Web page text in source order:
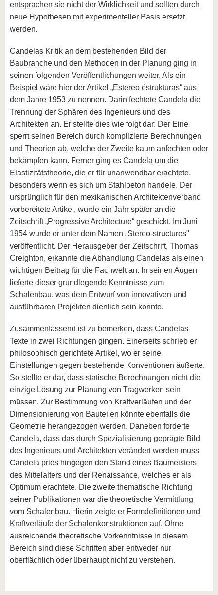
entsprachen sie nicht der Wirklichkeit und sollten durch
neue Hypothesen mit experimenteller Basis ersetzt
werden.
Candelas Kritik an dem bestehenden Bild der
Baubranche und den Methoden in der Planung ging in
seinen folgenden Veröffentlichungen weiter. Als ein
Beispiel wäre hier der Artikel „Estereo éstrukturas“ aus
dem Jahre 1953 zu nennen. Darin fechtete Candela die
Trennung der Sphären des Ingenieurs und des
Architekten an. Er stellte dies wie folgt dar: Der Eine
sperrt seinen Bereich durch komplizierte Berechnungen
und Theorien ab, welche der Zweite kaum anfechten oder
bekämpfen kann. Ferner ging es Candela um die
Elastizitätstheorie, die er für unanwendbar erachtete,
besonders wenn es sich um Stahlbeton handele. Der
ursprünglich für den mexikanischen Architektenverband
vorbereitete Artikel, wurde ein Jahr später an die
Zeitschrift „Progressive Architecture“ geschickt. Im Juni
1954 wurde er unter dem Namen „Stereo-structures"
veröffentlicht. Der Herausgeber der Zeitschrift, Thomas
Creighton, erkannte die Abhandlung Candelas als einen
wichtigen Beitrag für die Fachwelt an. In seinen Augen
lieferte dieser grundlegende Kenntnisse zum
Schalenbau, was dem Entwurf von innovativen und
ausführbaren Projekten dienlich sein konnte.
Zusammenfassend ist zu bemerken, dass Candelas
Texte in zwei Richtungen gingen. Einerseits schrieb er
philosophisch gerichtete Artikel, wo er seine
Einstellungen gegen bestehende Konventionen äußerte.
So stellte er dar, dass statische Berechnungen nicht die
einzige Lösung zur Planung von Tragwerken sein
müssen. Zur Bestimmung von Kraftverläufen und der
Dimensionierung von Bauteilen könnte ebenfalls die
Geometrie herangezogen werden. Daneben forderte
Candela, dass das durch Spezialisierung geprägte Bild
des Ingenieurs und Architekten verändert werden muss.
Candela pries hingegen den Stand eines Baumeisters
des Mittelalters und der Renaissance, welches er als
Optimum erachtete. Die zweite thematische Richtung
seiner Publikationen war die theoretische Vermittlung
vom Schalenbau. Hierin zeigte er Formdefinitionen und
Kraftverläufe der Schalenkonstruktionen auf. Ohne
ausreichende theoretische Vorkenntnisse in diesem
Bereich sind diese Schriften aber entweder nur
oberflächlich oder überhaupt nicht zu verstehen.